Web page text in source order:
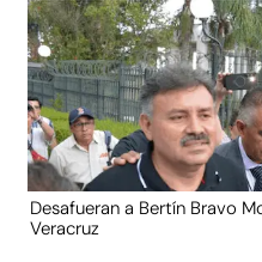
Desafueran a Bertín Bravo
Veracruz